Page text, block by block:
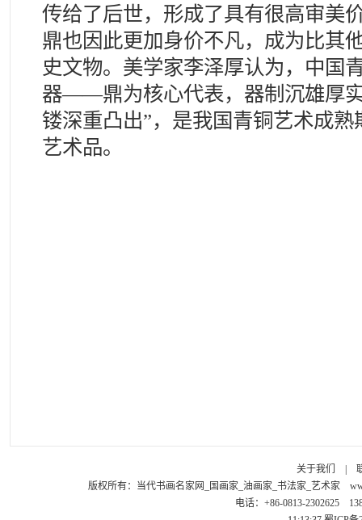
传给了后世，形成了具有很高审美
鼎也因此更加身价不凡，成为比其
史文物。美学家李泽厚认为，中国
器——鼎为核心代表，器制沉雄厚
镂深重凸出”，是我国青铜艺术成
艺术品。
关于我们
版权所有： 当代书画名家网_国画家_油画家_书法家_艺术家
电话：+86-0813-2302625